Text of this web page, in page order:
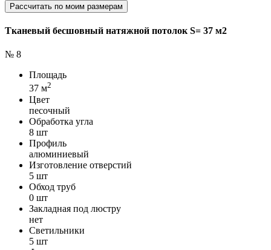
Рассчитать по моим размерам
Тканевый бесшовный натяжной потолок S= 37 м2
№ 8
Площадь
37 м2
Цвет
песочный
Обработка угла
8 шт
Профиль
алюминиевый
Изготовление отверстий
5 шт
Обход труб
0 шт
Закладная под люстру
нет
Светильники
5 шт